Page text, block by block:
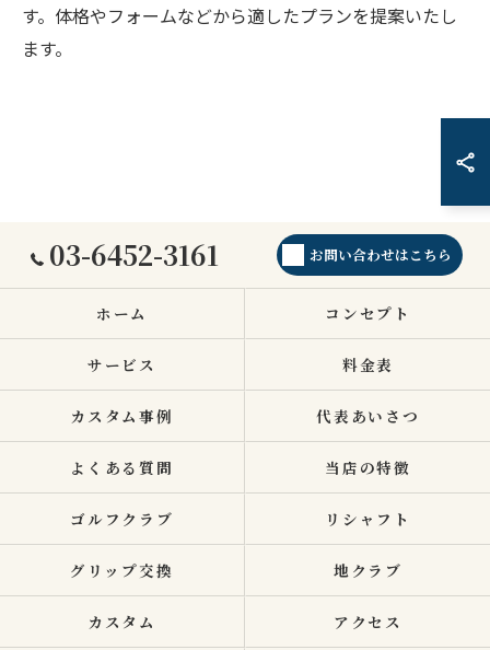
す。体格やフォームなどから適したプランを提案いたし
ます。
03-6452-3161 お問い合わせはこちら
ホーム コンセプト
サービス 料金表
カスタム事例 代表あいさつ
よくある質問 当店の特徴
ゴルフクラブ リシャフト
グリップ交換 地クラブ
カスタム アクセス